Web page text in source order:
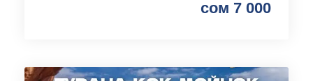
сом 7 000